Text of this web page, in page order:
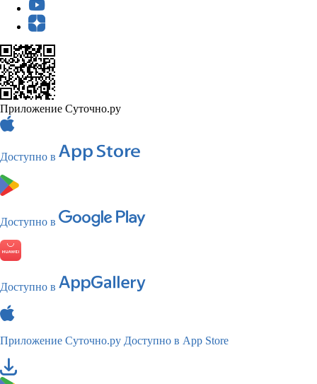
Приложение Суточно.ру
Доступно в
Доступно в
Доступно в
Приложение Суточно.ру Доступно в App Store